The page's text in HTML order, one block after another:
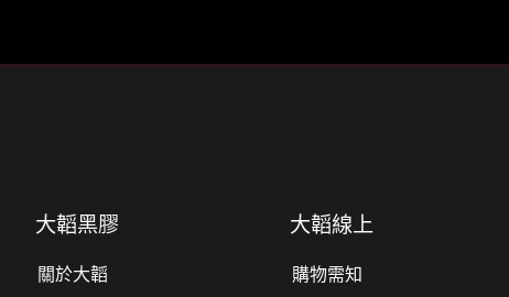
大韜黑膠
關於大韜
大韜線上
購物需知